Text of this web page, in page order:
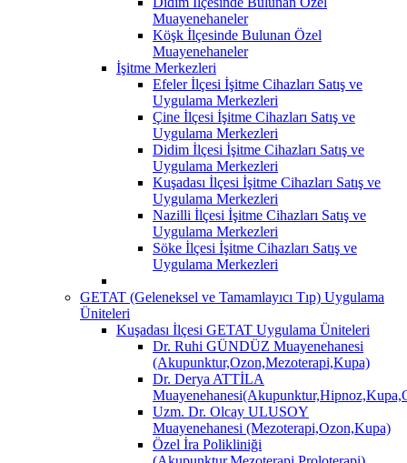
Muayenehaneler
Köşk İlçesinde Bulunan Özel
Muayenehaneler
İşitme Merkezleri
Efeler İlçesi İşitme Cihazları Satış ve
Uygulama Merkezleri
Çine İlçesi İşitme Cihazları Satış ve
Uygulama Merkezleri
Didim İlçesi İşitme Cihazları Satış ve
Uygulama Merkezleri
Kuşadası İlçesi İşitme Cihazları Satış ve
Uygulama Merkezleri
Nazilli İlçesi İşitme Cihazları Satış ve
Uygulama Merkezleri
Söke İlçesi İşitme Cihazları Satış ve
Uygulama Merkezleri
GETAT (Geleneksel ve Tamamlayıcı Tıp) Uygulama
Üniteleri
Kuşadası İlçesi GETAT Uygulama Üniteleri
Dr. Ruhi GÜNDÜZ Muayenehanesi
(Akupunktur,Ozon,Mezoterapi,Kupa)
Dr. Derya ATTİLA
Uzm. Dr. Olcay ULUSOY
Muayenehanesi (Mezoterapi,Ozon,Kupa)
Özel İra Polikliniği